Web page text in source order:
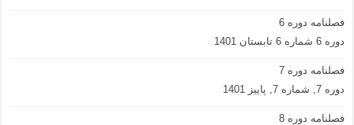
فصلنامه دوره 6
دوره 6 شماره 6 تابستان 1401
فصلنامه دوره 7
دوره 7, شماره 7, پاییز 1401
فصلنامه دوره 8